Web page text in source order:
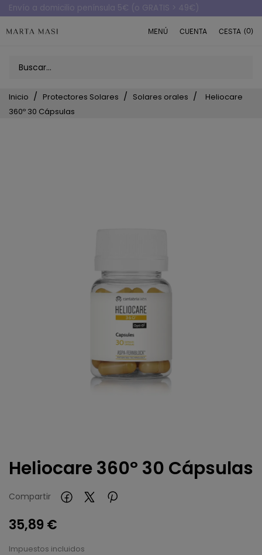
MENÚ CUENTA CESTA (0)
Inicio Protectores Solares Solares orales
Heliocare
360º 30 Cápsulas
Heliocare 360º 30 Cápsulas
Compartir
35,89 €
Impuestos incluidos